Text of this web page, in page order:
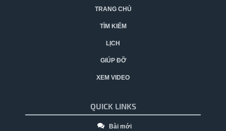
TRANG CHỦ
TÌM KIẾM
LỊCH
GIÚP ĐỠ
XEM VIDEO
QUICK LINKS
Bài mới